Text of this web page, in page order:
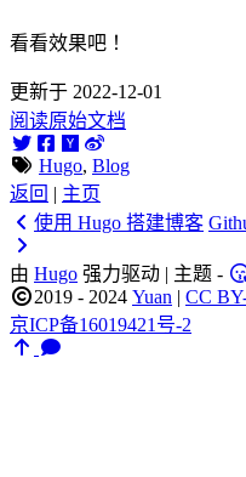
看看效果吧 ！
更新于 2022-12-01
阅读原始文档
Hugo, Blog
返回 | 主页
使用 Hugo 搭建博客
由 Hugo 强力驱动 | 主题 -
2019 - 2024 Yuan | CC
京ICP备16019421号-2